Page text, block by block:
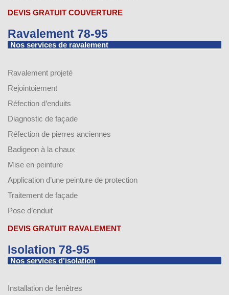
DEVIS GRATUIT COUVERTURE
Ravalement 78-95
Nos services de ravalement
Ravalement projeté
Rejointoiement
Réfection d’enduits
Diagnostic de façade
Réfection de pierres anciennes
Badigeon à la chaux
Mise en peinture
Application d’une peinture de protection
Traitement de façade
Pose d’enduit
DEVIS GRATUIT RAVALEMENT
Isolation 78-95
Nos services d’isolation
Installation de fenêtres